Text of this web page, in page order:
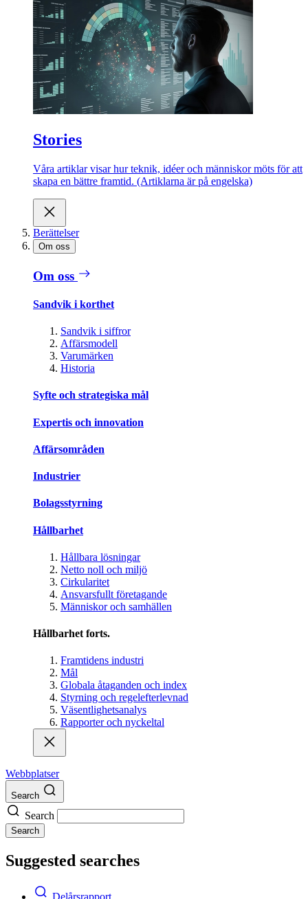
Stories
Våra artiklar visar hur teknik, idéer och människor möts för att
skapa en bättre framtid. (Artiklarna är på engelska)
Berättelser
Om oss
Om oss
Sandvik i korthet
Sandvik i siffror
Affärsmodell
Varumärken
Historia
Syfte och strategiska mål
Expertis och innovation
Affärsområden
Industrier
Bolagsstyrning
Hållbarhet
Hållbara lösningar
Netto noll och miljö
Cirkularitet
Ansvarsfullt företagande
Människor och samhällen
Hållbarhet forts.
Framtidens industri
Mål
Globala åtaganden och index
Styrning och regelefterlevnad
Väsentlighetsanalys
Rapporter och nyckeltal
Webbplatser
Search
Search
Search
Suggested searches